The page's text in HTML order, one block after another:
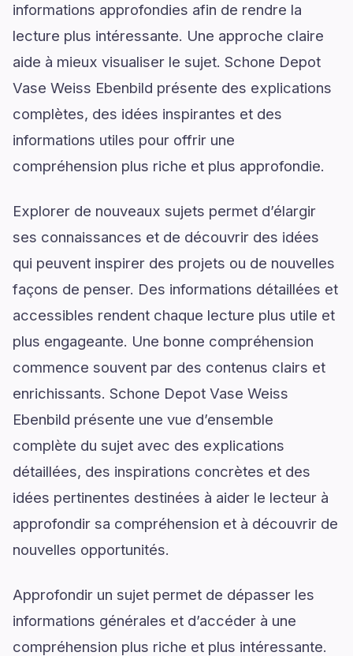
informations approfondies afin de rendre la
lecture plus intéressante. Une approche claire
aide à mieux visualiser le sujet. Schone Depot
Vase Weiss Ebenbild présente des explications
complètes, des idées inspirantes et des
informations utiles pour offrir une
compréhension plus riche et plus approfondie.
Explorer de nouveaux sujets permet d’élargir
ses connaissances et de découvrir des idées
qui peuvent inspirer des projets ou de nouvelles
façons de penser. Des informations détaillées et
accessibles rendent chaque lecture plus utile et
plus engageante. Une bonne compréhension
commence souvent par des contenus clairs et
enrichissants. Schone Depot Vase Weiss
Ebenbild présente une vue d’ensemble
complète du sujet avec des explications
détaillées, des inspirations concrètes et des
idées pertinentes destinées à aider le lecteur à
approfondir sa compréhension et à découvrir de
nouvelles opportunités.
Approfondir un sujet permet de dépasser les
informations générales et d’accéder à une
compréhension plus riche et plus intéressante.